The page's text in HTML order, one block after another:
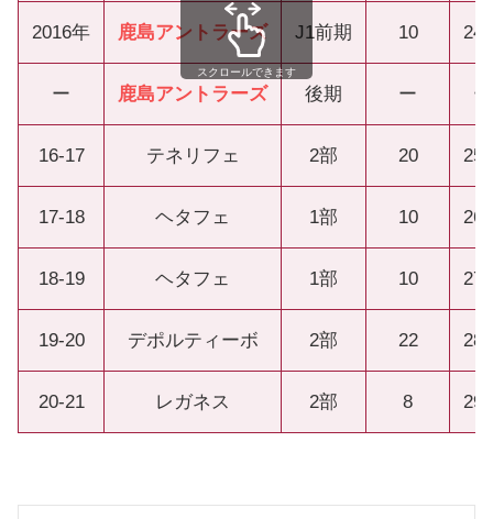
2016年 鹿島アントラーズ J1前期 10 24
ー 鹿島アントラーズ 後期 ー ー
16-17 テネリフェ 2部 20 25
17-18 ヘタフェ 1部 10 26
18-19 ヘタフェ 1部 10 27
19-20 デポルティーボ 2部 22 28
20-21 レガネス 2部 8 29
スクロールできます